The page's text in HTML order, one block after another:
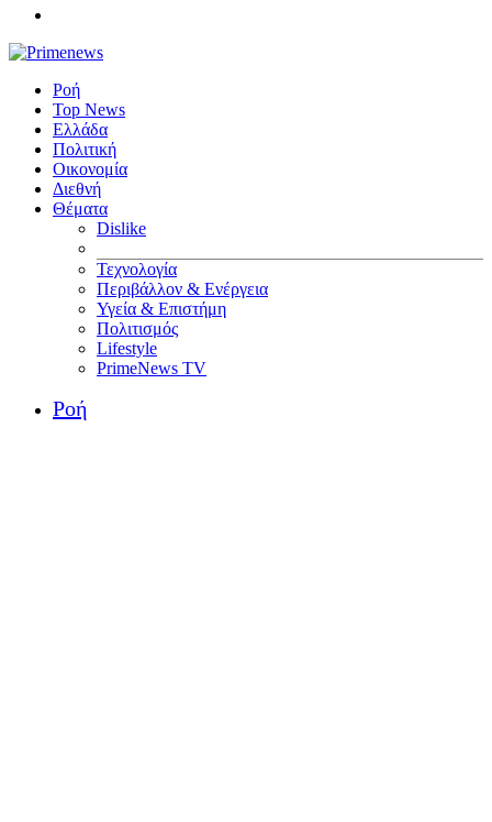
Ροή
Top News
Ελλάδα
Πολιτική
Οικονομία
Διεθνή
Θέματα
Dislike
Τεχνολογία
Περιβάλλον & Ενέργεια
Υγεία & Επιστήμη
Πολιτισμός
Lifestyle
PrimeNews TV
Ροή